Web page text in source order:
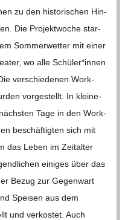
zu den his­to­ri­schen Hin­
Die Pro­jekt­wo­che star­
Som­mer­wet­ter mit einer
wo alle Schüler*innen
ver­schie­de­nen Work­
vor­ge­stellt. In klei­ne­
Tage in den Work­
beschäf­tig­ten sich mit
das Leben im Zeit­al­ter
eini­ges über das
Bezug zur Gegen­wart
Spei­sen aus dem
und ver­kos­tet. Auch